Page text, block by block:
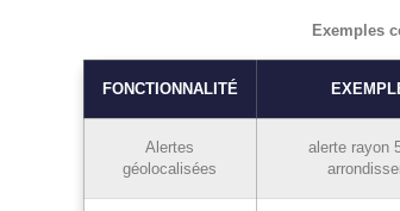
Exemples
FONCTIONNALITÉ
Alertes
géolocalisées
alerte rayon